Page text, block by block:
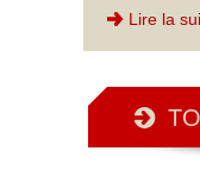
Lire la